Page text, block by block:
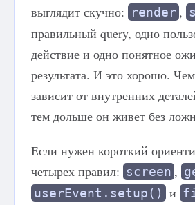
выглядит скучно:
render ,
правильный query, одно
действие и одно понятное
результата. И это хорошо.
зависит от внутренних
тем дольше он живет без
Если нужен короткий
четырех правил: screen ,
userEvent.setup() и